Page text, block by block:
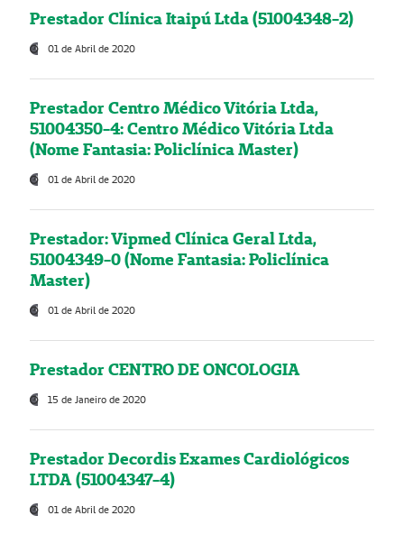
Prestador Clínica Itaipú Ltda (51004348-2)
01 de Abril de 2020
Prestador Centro Médico Vitória Ltda,
51004350-4: Centro Médico Vitória Ltda
(Nome Fantasia: Policlínica Master)
01 de Abril de 2020
Prestador: Vipmed Clínica Geral Ltda,
51004349-0 (Nome Fantasia: Policlínica
Master)
01 de Abril de 2020
Prestador CENTRO DE ONCOLOGIA
15 de Janeiro de 2020
Prestador Decordis Exames Cardiológicos
LTDA (51004347-4)
01 de Abril de 2020